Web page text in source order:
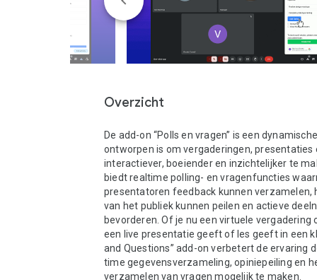
Overzicht
De add-on “Polls en vragen” is een
ontworpen is om vergaderingen, presentaties
interactiever, boeiender en inzichtelijker te
biedt realtime polling- en vragenfuncties
presentatoren feedback kunnen verzamelen,
van het publiek kunnen peilen en actieve
bevorderen. Of je nu een virtuele vergadering
een live presentatie geeft of les geeft in een
and Questions” add-on verbetert de ervaring
time gegevensverzameling, opiniepeiling en
verzamelen van vragen mogelijk te maken.